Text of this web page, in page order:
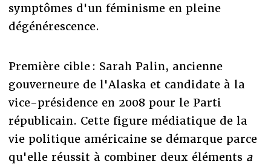
symptômes d'un féminisme en pleine
dégénérescence.
Première cible : Sarah Palin, ancienne
gouverneure de l'Alaska et candidate à la
vice-présidence en 2008 pour le Parti
républicain. Cette figure médiatique de la
vie politique américaine se démarque parce
qu'elle réussit à combiner deux éléments a